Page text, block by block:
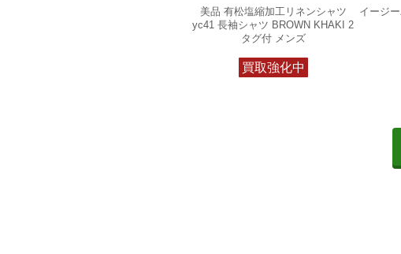
美品 有松塩縮加工リネンシャツ
yc41 長袖シャツ BROWN KHAKI 2
タグ付 メンズ
買取強化中
イージ